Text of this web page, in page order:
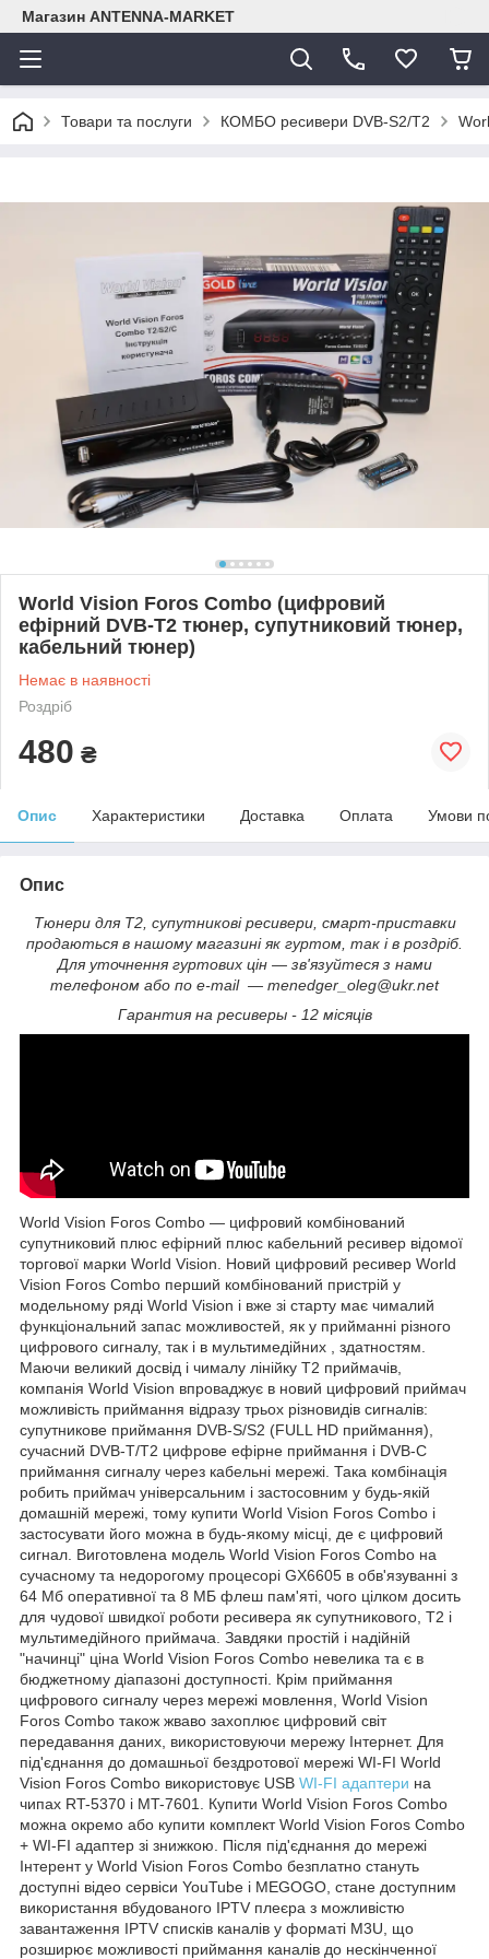
Магазин ANTENNA-MARKET
Товари та послуги КОМБО ресивери DVB-S2/Т2
World Vision Foros Combo (цифровий
ефірний DVB-T2 тюнер, супутниковий тюнер,
кабельний тюнер)
Немає в наявності
Роздріб
480 ₴
Опис Характеристики Доставка Оплата Умови
Опис
Тюнери для Т2, супутникові ресивери, смарт-приставки
продаються в нашому магазині як гуртом, так і в роздріб.
Для уточнення гуртових цін — зв'язуйтеся з нами
телефоном або по e-mail ― menedger_oleg@ukr.net
Гарантия на ресиверы - 12 місяців
World Vision Foros Combo — цифровий комбінований
супутниковий плюс ефірний плюс кабельний ресивер відомої
торгової марки World Vision. Новий цифровий ресивер World
Vision Foros Combo перший комбінований пристрій у
модельному ряді World Vision і вже зі старту має чималий
функціональний запас можливостей, як у прийманні різного
цифрового сигналу, так і в мультимедійних , здатностям.
Маючи великий досвід і чималу лінійку Т2 приймачів,
компанія World Vision впроваджує в новий цифровий приймач
можливість приймання відразу трьох різновидів сигналів:
супутникове приймання DVB-S/S2 (FULL HD приймання),
сучасний DVB-T/T2 цифрове ефірне приймання і DVB-C
приймання сигналу через кабельні мережі. Така комбінація
робить приймач універсальним і застосовним у будь-якій
домашній мережі, тому купити World Vision Foros Combo і
застосувати його можна в будь-якому місці, де є цифровий
сигнал. Виготовлена модель World Vision Foros Combo на
сучасному та недорогому процесорі GX6605 в обв'язуванні з
64 Мб оперативної та 8 МБ флеш пам'яті, чого цілком досить
для чудової швидкої роботи ресивера як супутникового, Т2 і
мультимедійного приймача. Завдяки простій і надійній
"начинці" ціна World Vision Foros Combo невелика та є в
бюджетному діапазоні доступності. Крім приймання
цифрового сигналу через мережі мовлення, World Vision
Foros Combo також жваво захоплює цифровий світ
передавання даних, використовуючи мережу Інтернет. Для
під'єднання до домашньої бездротової мережі WI-FI World
Vision Foros Combo використовує USB WI-FI адаптери на
чипах RT-5370 і MT-7601. Купити World Vision Foros Combo
можна окремо або купити комплект World Vision Foros Combo
+ WI-FI адаптер зі знижкою. Після під'єднання до мережі
Інтерент у World Vision Foros Combo безплатно стануть
доступні відео сервіси YouTube і MEGOGO, стане доступним
використання вбудованого IPTV плеєра з можливістю
завантаження IPTV списків каналів у форматі M3U, що
розширює можливості приймання каналів до нескінченної